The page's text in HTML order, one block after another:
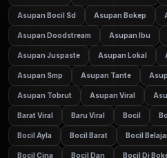
Asupan Bocil Sd Asupan Bokep
Asupan Doodstream Asupan Ibu
Asupan Juspaste Asupan Lokal
Asupan Smp Asupan Tante
Asupan Tobrut Asupan Viral
Barat Viral Baru Viral Bocil
Bocil Ayla Bocil Barat Bocil
Bocil Cina Bocil Dan Bocil Di